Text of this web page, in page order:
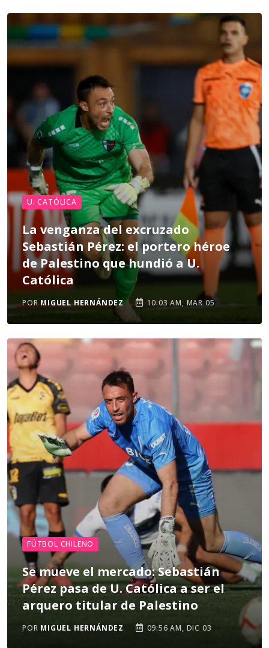
U. CATÓLICA
La venganza del excruzado
Sebastián Pérez: el portero héroe
de Palestino que hundió a U.
Católica
POR MIGUEL HERNÁNDEZ 10:03 AM, MAR 05
FÚTBOL CHILENO
Se mueve el mercado: Sebastián
Pérez pasa de U. Católica a ser el
arquero titular de Palestino
POR MIGUEL HERNÁNDEZ 09:56 AM, DIC 03